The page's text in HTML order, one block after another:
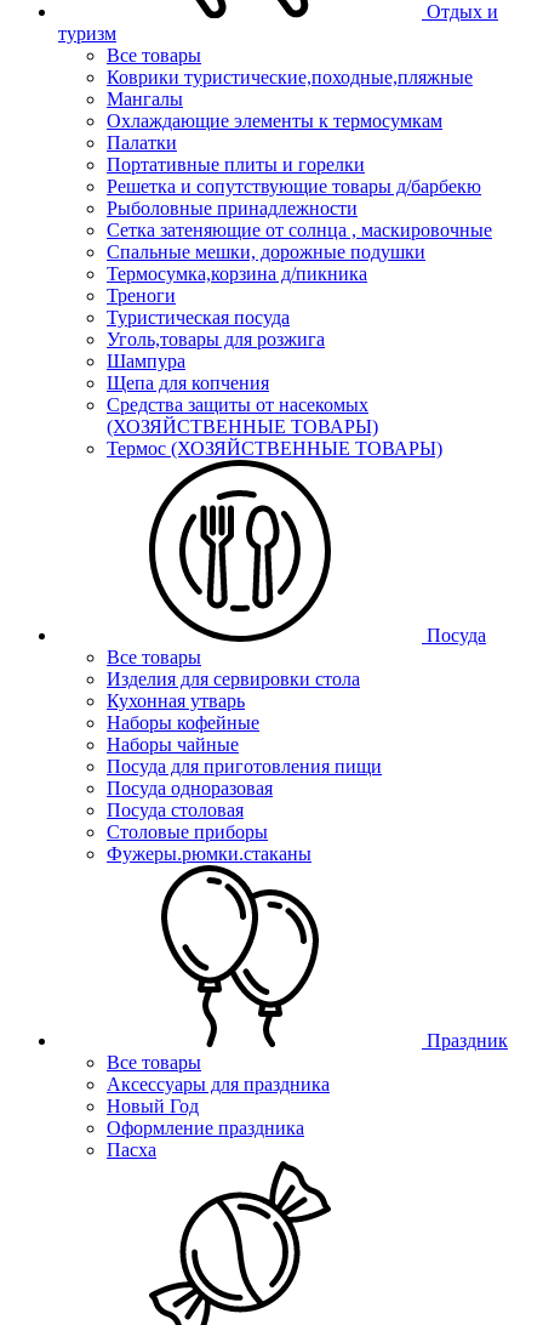
Отдых и
туризм
Все товары
Коврики туристические,походные,пляжные
Мангалы
Охлаждающие элементы к термосумкам
Палатки
Портативные плиты и горелки
Решетка и сопутствующие товары д/барбекю
Рыболовные принадлежности
Сетка затеняющие от солнца , маскировочные
Спальные мешки, дорожные подушки
Термосумка,корзина д/пикника
Треноги
Туристическая посуда
Уголь,товары для розжига
Шампура
Щепа для копчения
Средства защиты от насекомых
(ХОЗЯЙСТВЕННЫЕ ТОВАРЫ)
Термос (ХОЗЯЙСТВЕННЫЕ ТОВАРЫ)
Посуда
Все товары
Изделия для сервировки стола
Кухонная утварь
Наборы кофейные
Наборы чайные
Посуда для приготовления пищи
Посуда одноразовая
Посуда столовая
Столовые приборы
Фужеры.рюмки.стаканы
Праздник
Все товары
Аксессуары для праздника
Новый Год
Оформление праздника
Пасха